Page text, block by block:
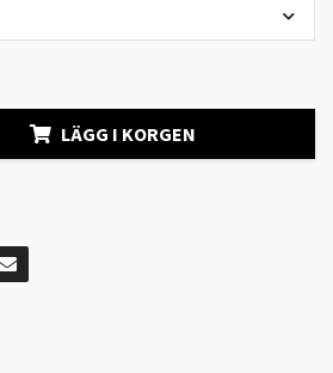
LÄGG I KORGEN